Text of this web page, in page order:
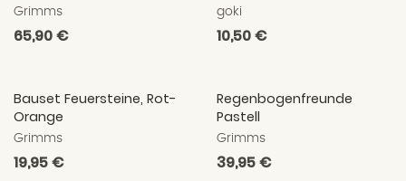
Grimms
Normaler
65,90 €
goki
Normaler
10,50 €
Bauset Feuersteine, Rot-
Orange
Grimms
Normaler
19,95 €
Regenbogenfreunde
Pastell
Grimms
Normaler
39,95 €